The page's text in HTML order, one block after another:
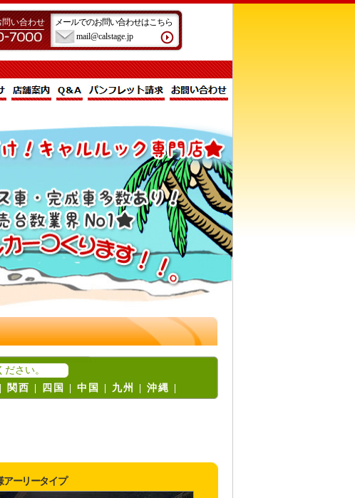
い合わせ
メールでのお問い合わせはこちら
mail@calstage.jp
さい。
関西 四国 中国 九州 沖縄
アーリータイプ